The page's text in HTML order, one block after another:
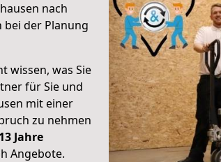
nach
bei der Planung
wissen, was Sie
für Sie und
mit einer
zu nehmen
Jahre
Angebote.